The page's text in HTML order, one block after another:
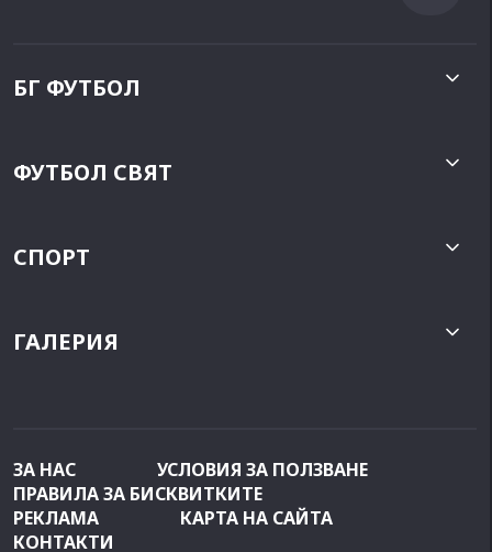
БГ ФУТБОЛ
ФУТБОЛ СВЯТ
СПОРТ
ГАЛЕРИЯ
ЗА НАС
УСЛОВИЯ ЗА ПОЛЗВАНЕ
ПРАВИЛА ЗА БИСКВИТКИТЕ
РЕКЛАМА
КАРТА НА САЙТА
КОНТАКТИ